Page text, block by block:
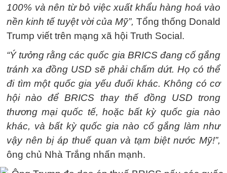
100% và nên từ bỏ việc xuất khẩu hàng hoá vào
nền kinh tế tuyệt vời của Mỹ”, Tổng thống Donald
Trump viết trên mạng xã hội Truth Social.
“Ý tưởng rằng các quốc gia BRICS đang cố gắng
tránh xa đồng USD sẽ phải chấm dứt. Họ có thể
đi tìm một quốc gia yếu đuối khác. Không có cơ
hội nào để BRICS thay thế đồng USD trong
thương mại quốc tế, hoặc bất kỳ quốc gia nào
khác, và bất kỳ quốc gia nào cố gắng làm như
vậy nên bị áp thuế quan và tạm biệt nước Mỹ!”,
ông chủ Nhà Trắng nhấn mạnh.